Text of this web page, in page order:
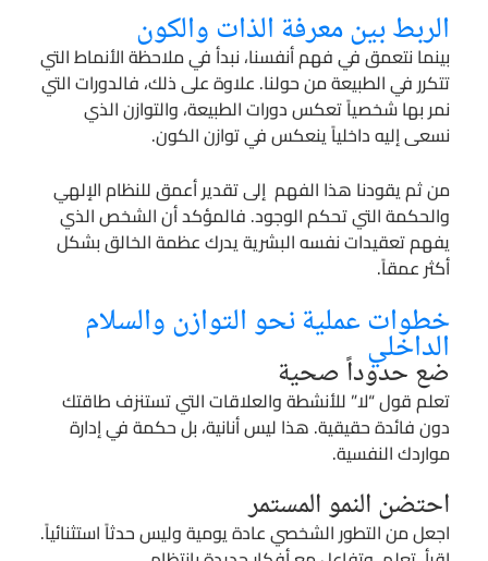
الربط بين معرفة الذات والكون
بينما نتعمق في فهم أنفسنا، نبدأ في ملاحظة الأنماط التي
تتكرر في الطبيعة من حولنا. علاوة على ذلك، فالدورات التي
نمر بها شخصياً تعكس دورات الطبيعة، والتوازن الذي
نسعى إليه داخلياً ينعكس في توازن الكون.
من ثم يقودنا هذا الفهم إلى تقدير أعمق للنظام الإلهي
والحكمة التي تحكم الوجود. فالمؤكد أن الشخص الذي
يفهم تعقيدات نفسه البشرية يدرك عظمة الخالق بشكل
أكثر عمقاً.
خطوات عملية نحو التوازن والسلام
الداخلي
ضع حدوداً صحية
تعلم قول “لا” للأنشطة والعلاقات التي تستنزف طاقتك
دون فائدة حقيقية. هذا ليس أنانية، بل حكمة في إدارة
مواردك النفسية.
احتضن النمو المستمر
اجعل من التطور الشخصي عادة يومية وليس حدثاً استثنائياً.